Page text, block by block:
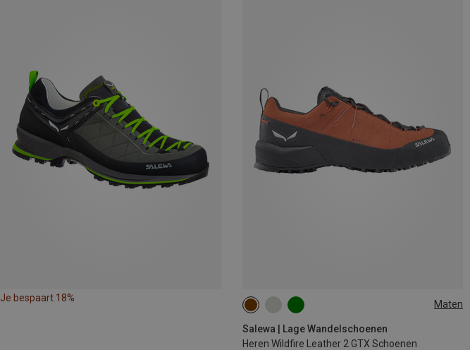
Je bespaart 18%
Maten
Salewa | Lage Wandelschoenen
Heren Wildfire Leather 2 GTX Schoenen
44 44.5